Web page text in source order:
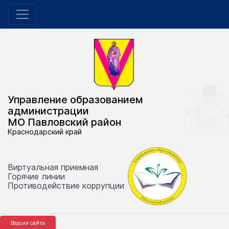
Версия сайта
Управление образованием
администрации
МО Павловский район
Краснодарский край
Виртуальная приемная
Горячие линии
Противодействие коррупции